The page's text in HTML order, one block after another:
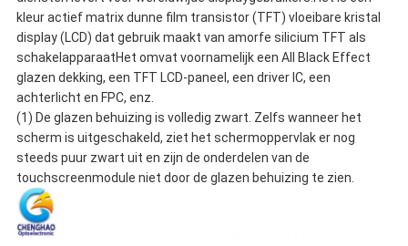
kleur actief matrix dunne film transistor (TFT) vloeibare kristal
display (LCD) dat gebruik maakt van amorfe silicium TFT als
schakelapparaatHet omvat voornamelijk een All Black Effect
glazen dekking, een TFT LCD-paneel, een driver IC, een
achterlicht en FPC, enz.
(1) De glazen behuizing is volledig zwart. Zelfs wanneer het
scherm is uitgeschakeld, ziet het schermoppervlak er nog
steeds puur zwart uit en zijn de onderdelen van de
touchscreenmodule niet door de glazen behuizing te zien.